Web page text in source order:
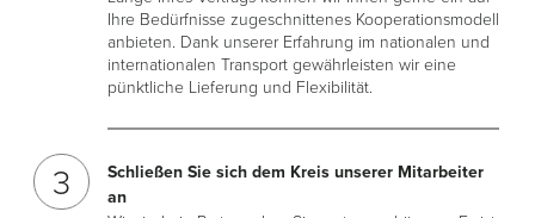
Ihre Bedürfnisse zugeschnittenes Kooperationsmodell
anbieten. Dank unserer Erfahrung im nationalen und
internationalen Transport gewährleisten wir eine
pünktliche Lieferung und Flexibilität.
Schließen Sie sich dem Kreis unserer Mitarbeiter
an